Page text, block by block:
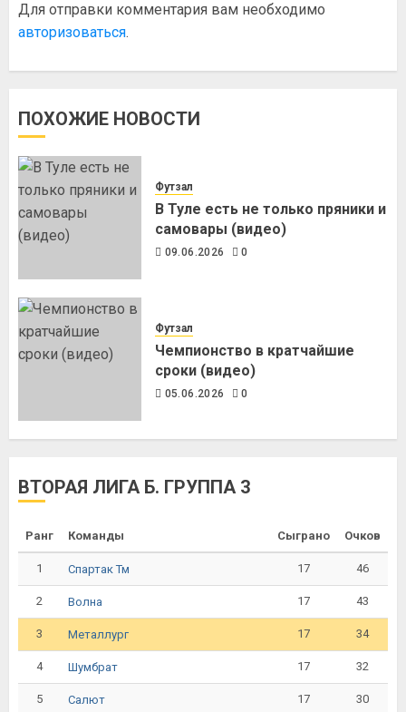
Для отправки комментария вам необходимо
авторизоваться.
ПОХОЖИЕ НОВОСТИ
Футзал
В Туле есть не только пряники и
самовары (видео)
09.06.2026 0
Футзал
Чемпионство в кратчайшие
сроки (видео)
05.06.2026 0
ВТОРАЯ ЛИГА Б. ГРУППА 3
Ранг Команды Сыграно Очков
1 Спартак Тм 17 46
2 Волна 17 43
3 Металлург 17 34
4 Шумбрат 17 32
5 Салют 17 30